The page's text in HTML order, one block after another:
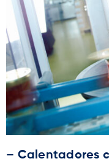
– Calentadores